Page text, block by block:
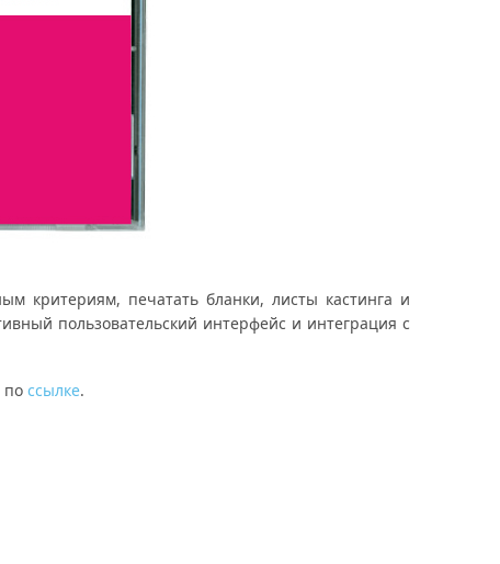
критериям, печатать бланки, листы кастинга и
пользовательский интерфейс и интеграция с
поссылке.